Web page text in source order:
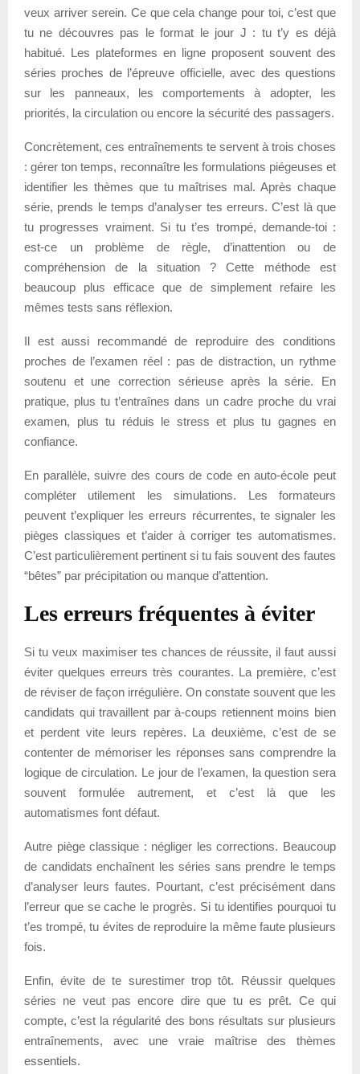
veux arriver serein. Ce que cela change pour toi, c’est que
tu ne découvres pas le format le jour J : tu t’y es déjà
habitué. Les plateformes en ligne proposent souvent des
séries proches de l’épreuve officielle, avec des questions
sur les panneaux, les comportements à adopter, les
priorités, la circulation ou encore la sécurité des passagers.
Concrètement, ces entraînements te servent à trois choses
: gérer ton temps, reconnaître les formulations piégeuses et
identifier les thèmes que tu maîtrises mal. Après chaque
série, prends le temps d’analyser tes erreurs. C’est là que
tu progresses vraiment. Si tu t’es trompé, demande-toi :
est-ce un problème de règle, d’inattention ou de
compréhension de la situation ? Cette méthode est
beaucoup plus efficace que de simplement refaire les
mêmes tests sans réflexion.
Il est aussi recommandé de reproduire des conditions
proches de l’examen réel : pas de distraction, un rythme
soutenu et une correction sérieuse après la série. En
pratique, plus tu t’entraînes dans un cadre proche du vrai
examen, plus tu réduis le stress et plus tu gagnes en
confiance.
En parallèle, suivre des cours de code en auto-école peut
compléter utilement les simulations. Les formateurs
peuvent t’expliquer les erreurs récurrentes, te signaler les
pièges classiques et t’aider à corriger tes automatismes.
C’est particulièrement pertinent si tu fais souvent des fautes
“bêtes” par précipitation ou manque d’attention.
Les erreurs fréquentes à éviter
Si tu veux maximiser tes chances de réussite, il faut aussi
éviter quelques erreurs très courantes. La première, c’est
de réviser de façon irrégulière. On constate souvent que les
candidats qui travaillent par à-coups retiennent moins bien
et perdent vite leurs repères. La deuxième, c’est de se
contenter de mémoriser les réponses sans comprendre la
logique de circulation. Le jour de l’examen, la question sera
souvent formulée autrement, et c’est là que les
automatismes font défaut.
Autre piège classique : négliger les corrections. Beaucoup
de candidats enchaînent les séries sans prendre le temps
d’analyser leurs fautes. Pourtant, c’est précisément dans
l’erreur que se cache le progrès. Si tu identifies pourquoi tu
t’es trompé, tu évites de reproduire la même faute plusieurs
fois.
Enfin, évite de te surestimer trop tôt. Réussir quelques
séries ne veut pas encore dire que tu es prêt. Ce qui
compte, c’est la régularité des bons résultats sur plusieurs
entraînements, avec une vraie maîtrise des thèmes
essentiels.